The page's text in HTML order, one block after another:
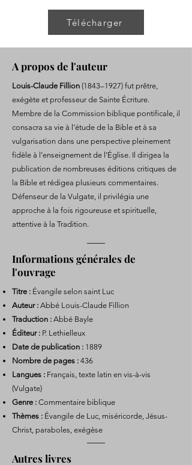
Télécharger
A propos de l'auteur
Louis-Claude Fillion (1843–1927) fut prêtre,
exégète et professeur de Sainte Écriture.
Membre de la Commission biblique pontificale, il
consacra sa vie à l’étude de la Bible et à sa
vulgarisation dans une perspective pleinement
fidèle à l’enseignement de l’Église. Il dirigea la
publication de nombreuses éditions critiques de
la Bible et rédigea plusieurs commentaires.
Défenseur de la Vulgate, il privilégia une
approche à la fois rigoureuse et spirituelle,
attentive à la Tradition.
Informations générales de
l'ouvrage
Titre : Évangile selon saint Luc
Auteur : Abbé Louis-Claude Fillion
Traduction : Abbé Bayle
Éditeur : P. Lethielleux
Date de publication : 1889
Nombre de pages : 436
Langues : Français, texte latin en vis-à-vis
(Vulgate)
Genre : Commentaire biblique
Thèmes : Évangile de Luc, miséricorde, Jésus-
Christ, paraboles, exégèse
Autres livres